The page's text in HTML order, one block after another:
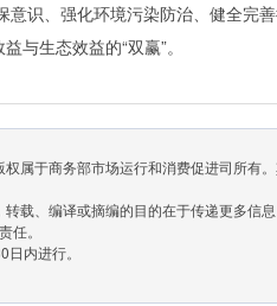
识、强化环境污染防治、健全完
与生态效益的“双赢”。
属于商务部市场运行和消费促进司所有
载、编译或摘编的目的在于传递更多信
。
内进行。